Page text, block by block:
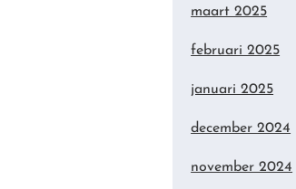
maart 2025
februari 2025
januari 2025
december 2024
november 2024